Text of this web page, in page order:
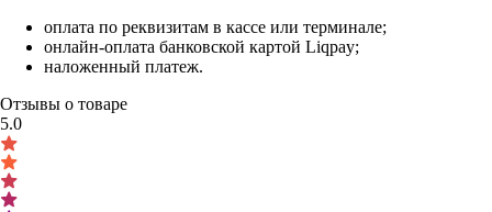
оплата по реквизитам в кассе или терминале;
онлайн-оплата банковской картой Liqpay;
наложенный платеж.
Отзывы о товаре
5.0